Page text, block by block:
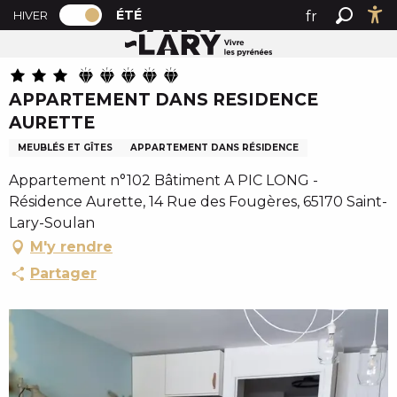
A
l
e
r
a
u
o
n
t
e
n
p
i
n
PAGE D’ACCUEIL ACTUELLE ÉTÉ : PASSER EN MODE
HIVER PAGE D’ACCUEIL ACTUELLE ÉTÉ :
ÉTÉ
fr
Accueil été APPARTEMENT DANS RESIDENCE AURETTE
APPARTEMENT DANS RESIDENCE
AURETTE
MEUBLÉS ET GÎTES APPARTEMENT DANS RÉSIDENCE
Appartement n°102 Bâtiment A PIC LONG -
Résidence Aurette, 14 Rue des Fougères, 65170 Saint-
Lary-Soulan
M'y rendre
Partager